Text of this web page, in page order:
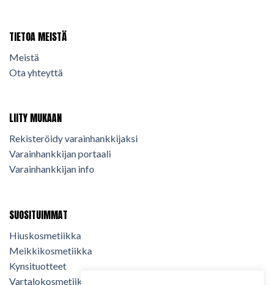
TIETOA MEISTÄ
Meistä
Ota yhteyttä
LIITY MUKAAN
Rekisteröidy varainhankkijaksi
Varainhankkijan portaali
Varainhankkijan info
SUOSITUIMMAT
Hiuskosmetiikka
Meikkikosmetiikka
Kynsituotteet
Vartalokosmetiikka